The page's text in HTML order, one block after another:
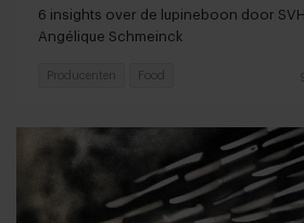
6 insights over de lupineboon door
Angélique Schmeinck
Producenten Food